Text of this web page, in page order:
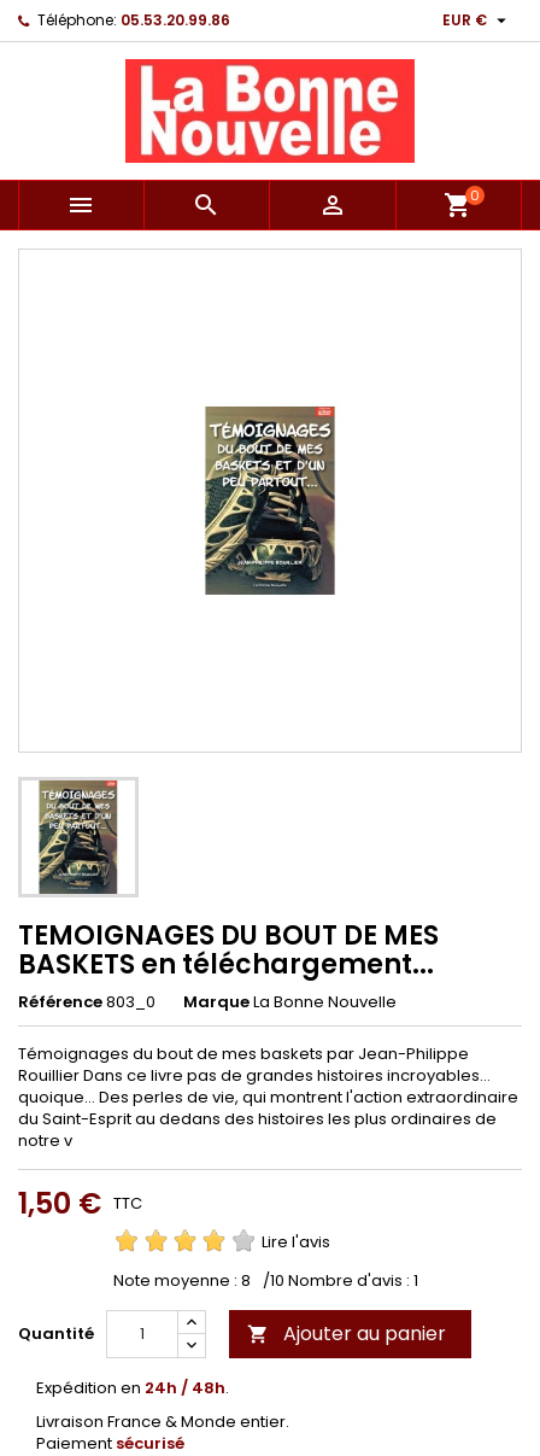
Téléphone: 05.53.20.99.86 EUR € 
   shopping_cart0
TEMOIGNAGES DU BOUT DE MES
BASKETS en téléchargement...
Référence803_0 MarqueLa Bonne Nouvelle
Témoignages du bout de mes baskets par Jean-Philippe
Rouillier Dans ce livre pas de grandes histoires incroyables...
quoique... Des perles de vie, qui montrent l'action extraordinaire
du Saint-Esprit au dedans des histoires les plus ordinaires de
notre v
1,50 € TTC
Lire l'avis
Note moyenne : 8 /10 Nombre d'avis : 1
Quantité  Ajouter au panier
Expédition en 24h / 48h.
Livraison France & Monde entier.
Paiement sécurisé